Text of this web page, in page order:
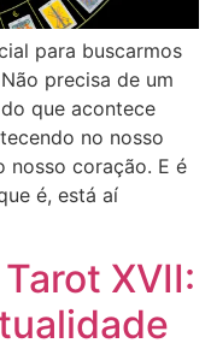
para buscarmos
precisa de um
que acontece
no nosso
nosso coração. E é
é, está aí
XVII: